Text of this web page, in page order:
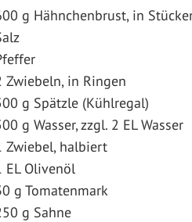
g Hähnchenbrust, in
Zwiebeln, in Ringen
g Spätzle (Kühlregal)
g Wasser, zzgl. 2 EL Wasser
Zwiebel, halbiert
EL Olivenöl
g Tomatenmark
g Sahne